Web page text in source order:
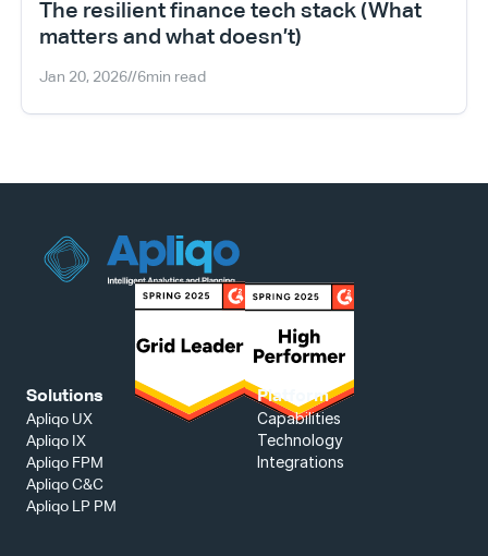
The resilient finance tech stack (What
matters and what doesn’t)
Jan 20, 2026//6min read
Solutions
Apliqo UX
Apliqo IX
Apliqo FPM
Apliqo C&C
Apliqo LP PM
Platform
Capabilities
Technology
Integrations